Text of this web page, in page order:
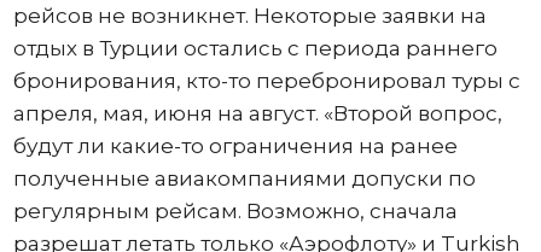
рейсов не возникнет. Некоторые заявки на
отдых в Турции остались с периода раннего
бронирования, кто-то перебронировал туры с
апреля, мая, июня на август. «Второй вопрос,
будут ли какие-то ограничения на ранее
полученные авиакомпаниями допуски по
регулярным рейсам. Возможно, сначала
разрешат летать только «Аэрофлоту» и Turkish